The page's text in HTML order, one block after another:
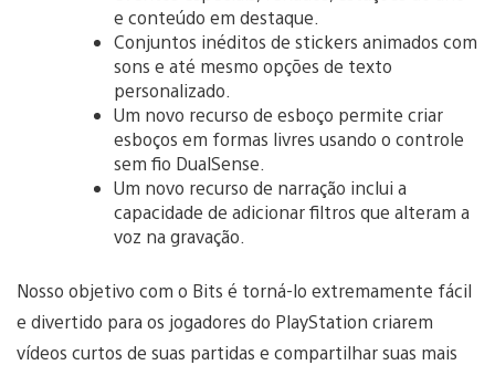
e conteúdo em destaque.
Conjuntos inéditos de stickers animados com
sons e até mesmo opções de texto
personalizado.
Um novo recurso de esboço permite criar
esboços em formas livres usando o controle
sem fio DualSense.
Um novo recurso de narração inclui a
capacidade de adicionar filtros que alteram a
voz na gravação.
Nosso objetivo com o Bits é torná-lo extremamente fácil
e divertido para os jogadores do PlayStation criarem
vídeos curtos de suas partidas e compartilhar suas mais